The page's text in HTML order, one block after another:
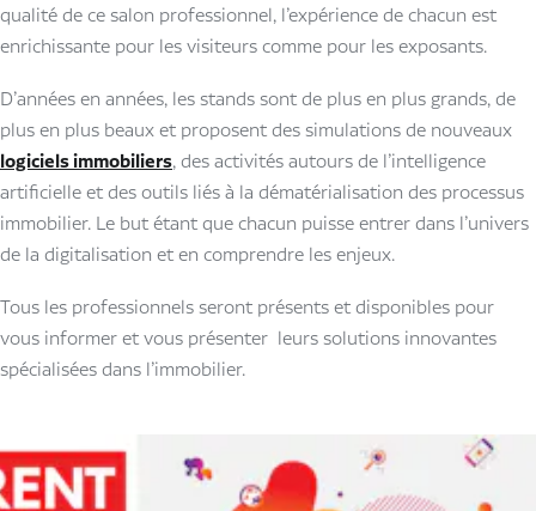
qualité de ce salon professionnel, l’expérience de chacun est
enrichissante pour les visiteurs comme pour les exposants.
D’années en années, les stands sont de plus en plus grands, de
plus en plus beaux et proposent des simulations de nouveaux
logiciels immobiliers, des activités autours de l’intelligence
artificielle et des outils liés à la dématérialisation des processus
immobilier. Le but étant que chacun puisse entrer dans l’univers
de la digitalisation et en comprendre les enjeux.
Tous les professionnels seront présents et disponibles pour
vous informer et vous présenter leurs solutions innovantes
spécialisées dans l’immobilier.